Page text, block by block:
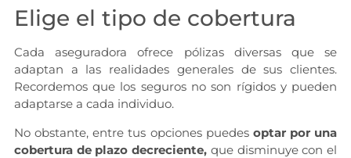
Elige el tipo de cobertura
Cada aseguradora ofrece pólizas diversas que se
adaptan a las realidades generales de sus clientes.
Recordemos que los seguros no son rígidos y pueden
adaptarse a cada individuo.
No obstante, entre tus opciones puedes optar por una
cobertura de plazo decreciente, que disminuye con el